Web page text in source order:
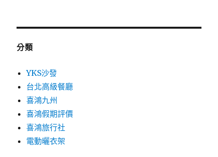
分類
YKS沙發
台北高級餐廳
喜鴻九州
喜鴻假期評價
喜鴻旅行社
電動曬衣架